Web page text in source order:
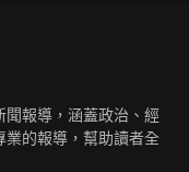
報導，涵蓋政治、經
業的報導，幫助讀者全